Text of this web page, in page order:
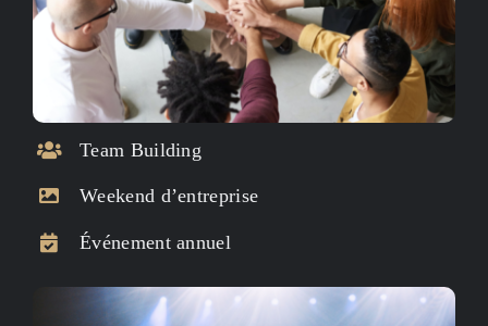
Team Building
Weekend d’entreprise
Événement annuel